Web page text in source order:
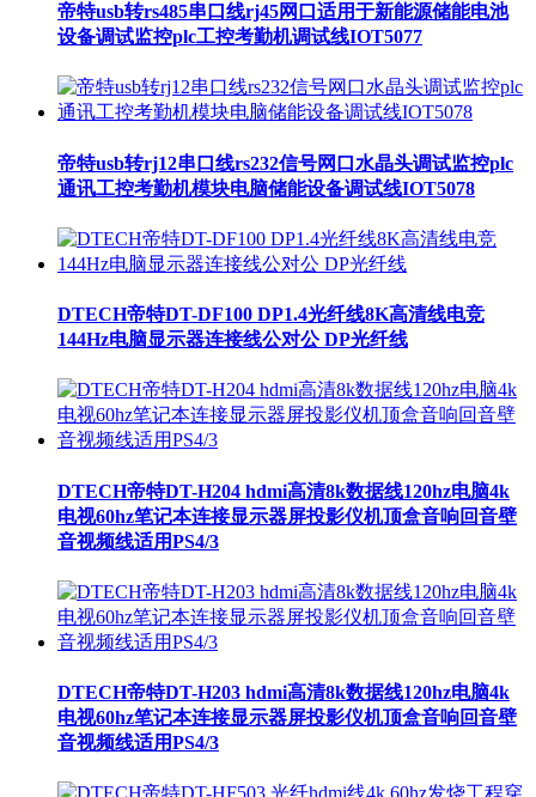
帝特usb转rs485串口线rj45网口适用于新能源储能电池
设备调试监控plc工控考勤机调试线IOT5077
帝特usb转rj12串口线rs232信号网口水晶头调试监控plc
通讯工控考勤机模块电脑储能设备调试线IOT5078
DTECH帝特DT-DF100 DP1.4光纤线8K高清线电竞
144Hz电脑显示器连接线公对公 DP光纤线
DTECH帝特DT-H204 hdmi高清8k数据线120hz电脑4k
电视60hz笔记本连接显示器屏投影仪机顶盒音响回音壁
音视频线适用PS4/3
DTECH帝特DT-H203 hdmi高清8k数据线120hz电脑4k
电视60hz笔记本连接显示器屏投影仪机顶盒音响回音壁
音视频线适用PS4/3